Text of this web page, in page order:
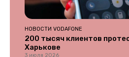
НОВОСТИ VODAFONE
200 тысяч клиентов
Харькове
3 июля 2026